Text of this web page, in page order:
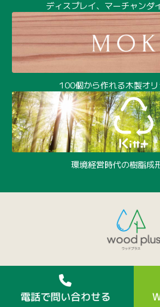
環境経営時代の樹脂成